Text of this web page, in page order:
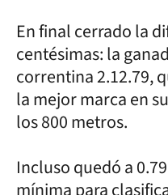
En final cerrado la
centésimas: la
correntina 2.12.79,
la mejor marca en
los 800 metros.
Incluso quedó a